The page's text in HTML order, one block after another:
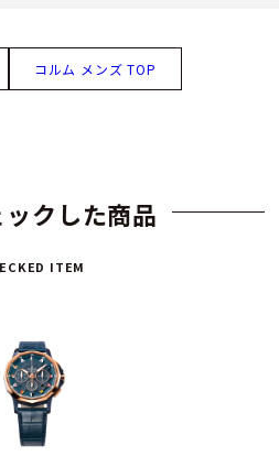
コルム メンズ TOP
クした商品
ITEM